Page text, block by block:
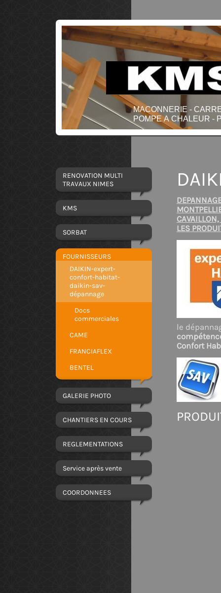
MACONNERIE -
POMPE A CHALEUR -
RENOVATION MULTI
TRAVAUX NIMES
KMS
SORBAT
FOURNISSEURS
DAIKIN-expert-
confort-habitat-
daikin-sav-
dépannage
Docs
commerciales
CAME
FRANCIAFLEX
BENTEL
GALERIE PHOTO
CHANTIERS EN COURS
REGLEMENTATIONS
Service après vente
COORDONNEES
LES
le
Confort